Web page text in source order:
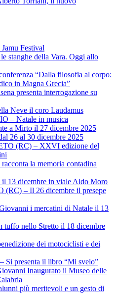
Festival
stanghe della Vara. Oggi allo
“Dalla filosofia al corpo:
in Magna Grecia”
presenta interrogazione su
Neve il coro Laudamus
– Natale in musica
a Mirto il 27 dicembre 2025
26 al 30 dicembre 2025
(RC) – XXVI edizione del
la memoria contadina
il 13 dicembre in viale Aldo Moro
– Il 26 dicembre il presepe
i mercatini di Natale il 13
tuffo nello Stretto il 18 dicembre
dei motociclisti e dei
presenta il libro “Mi svelo”
Inaugurato il Museo delle
più meritevoli e un gesto di